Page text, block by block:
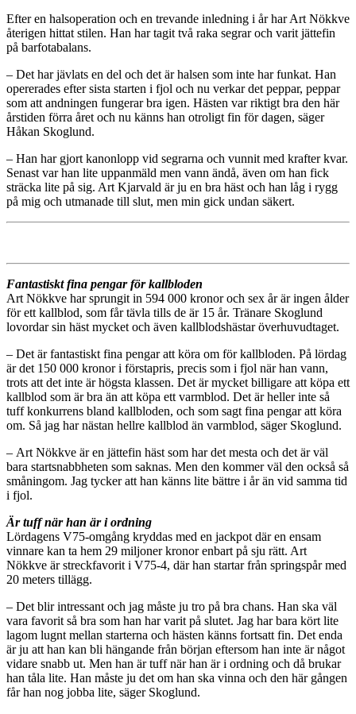
Efter en halsoperation och en trevande inledning i år har Art Nökkve
återigen hittat stilen. Han har tagit två raka segrar och varit jättefin
på barfotabalans.
– Det har jävlats en del och det är halsen som inte har funkat. Han
opererades efter sista starten i fjol och nu verkar det peppar, peppar
som att andningen fungerar bra igen. Hästen var riktigt bra den här
årstiden förra året och nu känns han otroligt fin för dagen, säger
Håkan Skoglund.
– Han har gjort kanonlopp vid segrarna och vunnit med krafter kvar.
Senast var han lite uppanmäld men vann ändå, även om han fick
sträcka lite på sig. Art Kjarvald är ju en bra häst och han låg i rygg
på mig och utmanade till slut, men min gick undan säkert.
Fantastiskt fina pengar för kallbloden
Art Nökkve har sprungit in 594 000 kronor och sex år är ingen ålder
för ett kallblod, som får tävla tills de är 15 år. Tränare Skoglund
lovordar sin häst mycket och även kallblodshästar överhuvudtaget.
– Det är fantastiskt fina pengar att köra om för kallbloden. På lördag
är det 150 000 kronor i förstapris, precis som i fjol när han vann,
trots att det inte är högsta klassen. Det är mycket billigare att köpa ett
kallblod som är bra än att köpa ett varmblod. Det är heller inte så
tuff konkurrens bland kallbloden, och som sagt fina pengar att köra
om. Så jag har nästan hellre kallblod än varmblod, säger Skoglund.
– Art Nökkve är en jättefin häst som har det mesta och det är väl
bara startsnabbheten som saknas. Men den kommer väl den också så
småningom. Jag tycker att han känns lite bättre i år än vid samma tid
i fjol.
Är tuff när han är i ordning
Lördagens V75-omgång kryddas med en jackpot där en ensam
vinnare kan ta hem 29 miljoner kronor enbart på sju rätt. Art
Nökkve är streckfavorit i V75-4, där han startar från springspår med
20 meters tillägg.
– Det blir intressant och jag måste ju tro på bra chans. Han ska väl
vara favorit så bra som han har varit på slutet. Jag har bara kört lite
lagom lugnt mellan starterna och hästen känns fortsatt fin. Det enda
är ju att han kan bli hängande från början eftersom han inte är något
vidare snabb ut. Men han är tuff när han är i ordning och då brukar
han tåla lite. Han måste ju det om han ska vinna och den här gången
får han nog jobba lite, säger Skoglund.